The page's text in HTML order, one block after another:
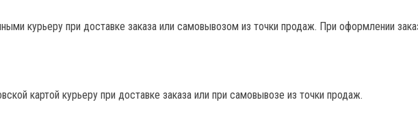
курьеру при доставке заказа или самовывозом из точки продаж. При оформлении
картой курьеру при доставке заказа или при самовывозе из точки продаж.